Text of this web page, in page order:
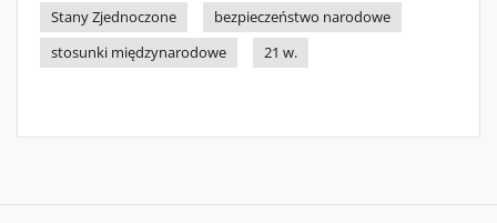
Stany Zjednoczone
bezpieczeństwo narodowe
stosunki międzynarodowe
21 w.